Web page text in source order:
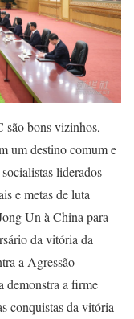
são bons vizinhos,
um destino comum e
liderados
e metas de luta
Un à China para
da vitória da
a Agressão
demonstra a firme
conquistas da vitória